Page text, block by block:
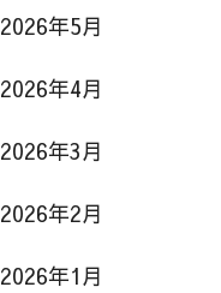
2026年5月
2026年4月
2026年3月
2026年2月
2026年1月